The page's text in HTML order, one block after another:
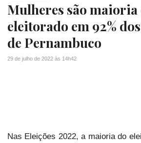
Mulheres são maioria
eleitorado em 92%
de Pernambuco
29 de julho de 2022 às 14h42
Nas Eleições 2022, a maioria do